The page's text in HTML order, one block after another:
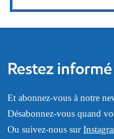
Restez
Et abonnez-vous à notre
Désabonnez-vous quand
Ou suivez-nous sur